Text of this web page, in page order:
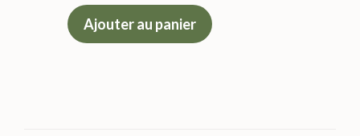
prix
actuel
Ajouter au panier